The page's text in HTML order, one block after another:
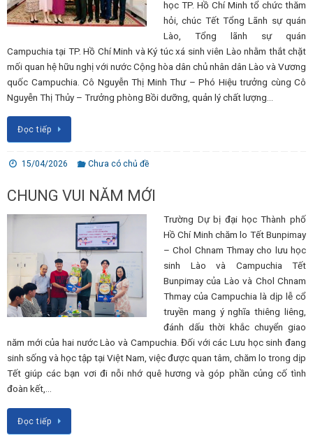
học TP. Hồ Chí Minh tổ chức thăm
hỏi, chúc Tết Tổng Lãnh sự quán
Lào, Tổng lãnh sự quán
Campuchia tại TP. Hồ Chí Minh và Ký túc xá sinh viên Lào nhằm thắt chặt
mối quan hệ hữu nghị với nước Cộng hòa dân chủ nhân dân Lào và Vương
quốc Campuchia. Cô Nguyễn Thị Minh Thư – Phó Hiệu trưởng cùng Cô
Nguyễn Thị Thủy – Trưởng phòng Bồi dưỡng, quản lý chất lượng…
Đọc tiếp
15/04/2026 Chưa có chủ đề
CHUNG VUI NĂM MỚI
Trường Dự bị đại học Thành phố
Hồ Chí Minh chăm lo Tết Bunpimay
– Chol Chnam Thmay cho lưu học
sinh Lào và Campuchia Tết
Bunpimay của Lào và Chol Chnam
Thmay của Campuchia là dịp lễ cổ
truyền mang ý nghĩa thiêng liêng,
đánh dấu thời khắc chuyển giao
năm mới của hai nước Lào và Campuchia. Đối với các Lưu học sinh đang
sinh sống và học tập tại Việt Nam, việc được quan tâm, chăm lo trong dịp
Tết giúp các bạn vơi đi nỗi nhớ quê hương và góp phần củng cố tình
đoàn kết,…
Đọc tiếp